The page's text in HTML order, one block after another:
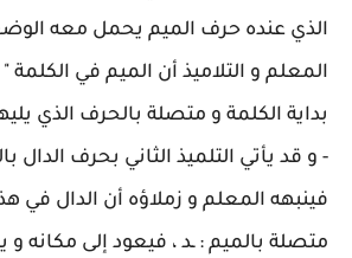
الذي عنده حرف الميم يحمل معه
المعلم و التلاميذ أن الميم في
بداية الكلمة و متصلة بالحرف الذي
- و قد يأتي التلميذ الثاني بحرف الدال
فينبهه المعلم و زملاؤه أن الدال في
متصلة بالميم : ـد ، فيعود إلى مكانه